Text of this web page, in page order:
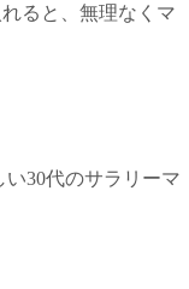
ると、無理なくマ
30代のサラリーマ